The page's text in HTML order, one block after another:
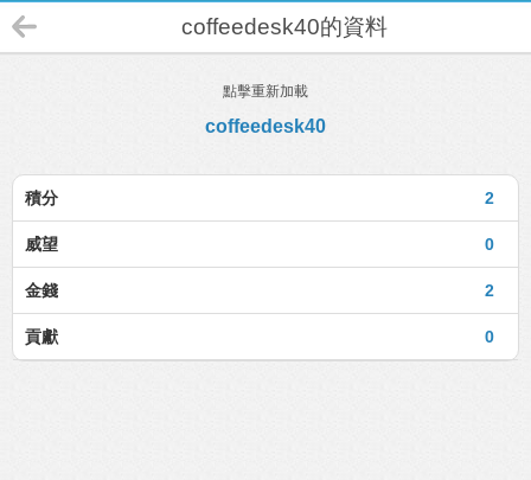
coffeedesk40的資料
點擊重新加載
coffeedesk40
2
積分
0
威望
2
金錢
0
貢獻